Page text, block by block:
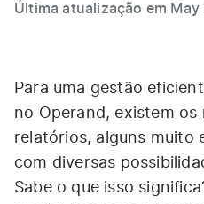
Última atualização em May
Para uma gestão
no Operand, existem
relatórios, alguns muito
com diversas
Sabe o que isso